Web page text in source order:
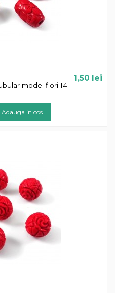
model flori 14
1,50 lei
Adauga in cos